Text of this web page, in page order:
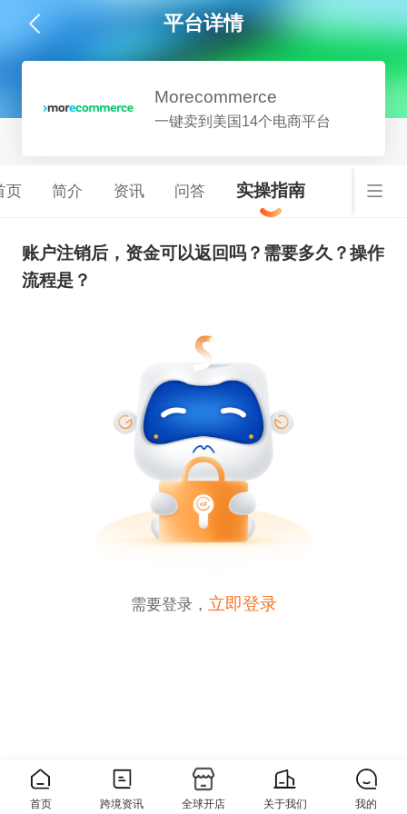
平台详情
Morecommerce
一键卖到美国14个电商平台
页 简介 资讯 问答 实操指南
账户注销后，资金可以返回吗？需要多久？操作
流程是？
需要登录， 立即登录
0
首页 跨境资讯 全球开店 关于我们 我的